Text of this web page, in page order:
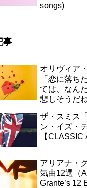
songs)
事
オリヴィア
「恋に落ち
ては、なん
悲しそうだ
ザ・スミス
ン・イズ・
【CLASSIC
アリアナ・
気曲12選（
Grante’s 12